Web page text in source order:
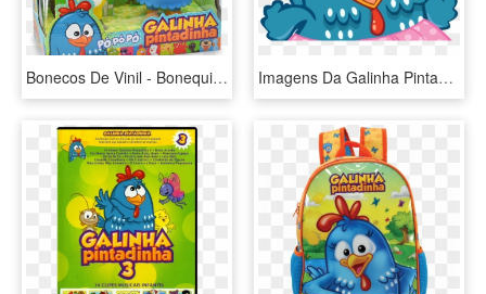
Bonecos De Vinil - Bonequinha Da Galinha Pintadinha, HD Png Download Imagens Da Galinha Pintadinha, HD Png Download